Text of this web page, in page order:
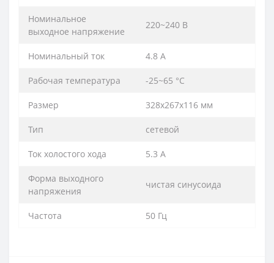
Номинальное
выходное напряжение
220~240 В
Номинальный ток 4.8 А
Рабочая температура -25~65 °С
Размер 328x267x116 мм
Тип сетевой
Ток холостого хода 5.3 А
Форма выходного
напряжения
чистая синусоида
Частота 50 Гц